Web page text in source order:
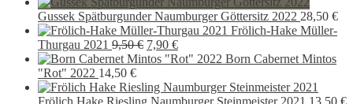
Gussek Spätburgunder Naumburger Göttersitz 2022 28,50 €
Frölich-Hake Müller-
Thurgau 2021 9,50€ Ursprünglicher
Preis
9,50 €
7,90 €Aktueller
Preis
7,90 €.
Born Cabernet Mintos
"Rot" 2022 14,50 €
Frölich Hake Riesling Naumburger Steinmeister 2021 13,50 €